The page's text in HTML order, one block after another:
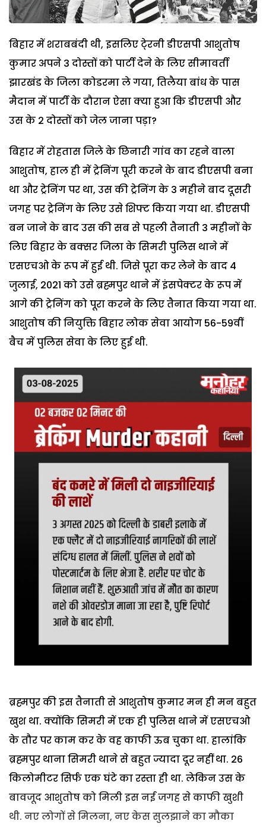
बिहार में शराबबंदी थी, इसलिए टे्रनी डीएसपी आशुतोष
कुमार अपने 3 दोस्तों को पार्टी देने के लिए सीमावर्ती
झारखंड के जिला कोडरमा ले गया, तिलैया बांध के पास
मैदान में पार्टी के दौरान ऐसा क्या हुआ कि डीएसपी और
उस के 2 दोस्तों को जेल जाना पड़ा?
बिहार में रोहतास जिले के छिनारी गांव का रहने वाला
आशुतोष, हाल ही में ट्रेनिंग पूरी करने के बाद डीएसपी बना
था और ट्रेनिंग पर था, उस की ट्रेनिंग के 3 महीने बाद दूसरी
जगह पर ट्रेनिंग के लिए उसे शिफ्ट किया गया था. डीएसपी
बन जाने के बाद उस की सब से पहली तैनाती 3 महीनों के
लिए बिहार के बक्सर जिला के सिमरी पुलिस थाने में
एसएचओ के रूप में हुई थी. जिसे पूरा कर लेने के बाद 4
जुलाई, 2021 को उसे ब्रह्मपुर थाने में इंसपेक्टर के रूप में
आगे की ट्रेनिंग को पूरा करने के लिए तैनात किया गया था.
आशुतोष की नियुक्ति बिहार लोक सेवा आयोग 56-59वीं
बैच में पुलिस सेवा के लिए हुई थी.
ब्रह्मपुर की इस तैनाती से आशुतोष कुमार मन ही मन बहुत
खुश था. क्योंकि सिमरी में एक ही पुलिस थाने में एसएचओ
के तौर पर काम कर के वह काफी ऊब चुका था. हालांकि
ब्रह्मपुर थाना सिमरी थाने से बहुत ज्यादा दूर नहीं था. 26
किलोमीटर सिर्फ एक घंटे का रस्ता ही था. लेकिन उस के
बावजूद आशुतोष को मिली इस नई जगह से काफी खुशी
थी. नए लोगों से मिलना, नए केस सुलझाने का मौका